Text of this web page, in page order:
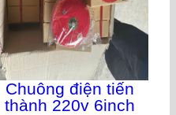
Chuông điện tiến
thành 220v 6inch